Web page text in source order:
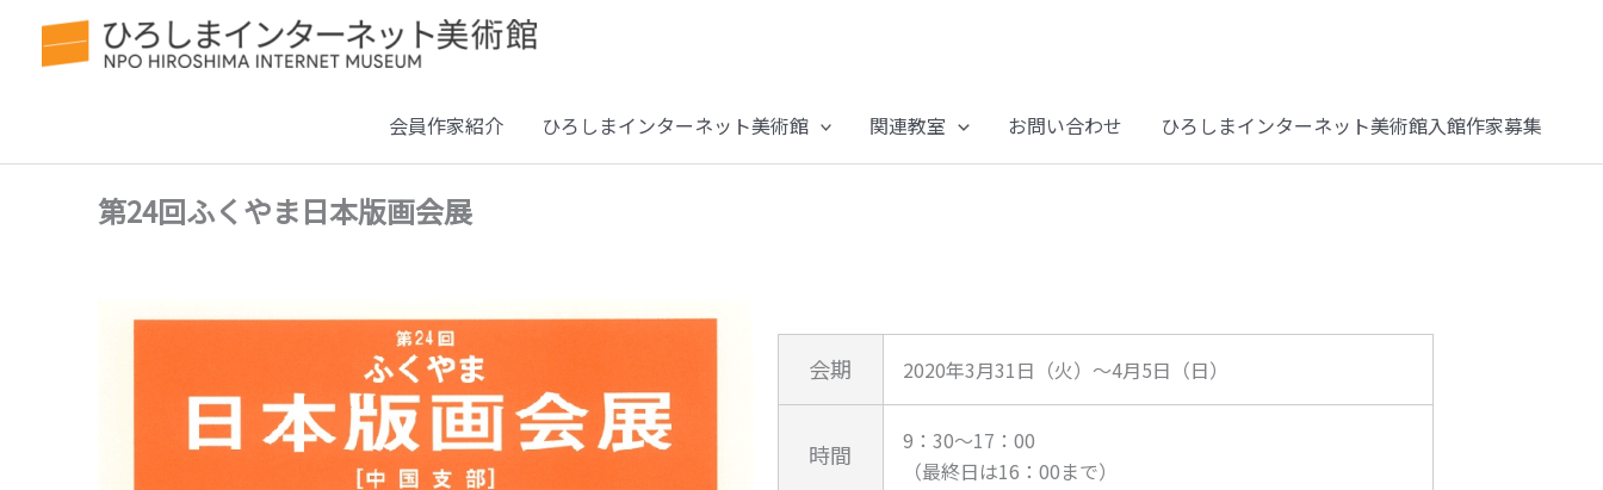
会員作家紹介 ひろしまインターネット美術館 関連教室 お問い合わせ ひろしまインターネット美術館入館作家募集
第24回ふくやま日本版画会展
会期 2020年3月31日（火）～4月5日（日）
時間
9：30～17：00
（最終日は16：00まで）